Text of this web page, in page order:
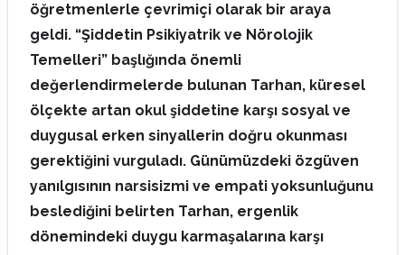
öğretmenlerle çevrimiçi olarak bir araya
geldi. “Şiddetin Psikiyatrik ve Nörolojik
Temelleri” başlığında önemli
değerlendirmelerde bulunan Tarhan, küresel
ölçekte artan okul şiddetine karşı sosyal ve
duygusal erken sinyallerin doğru okunması
gerektiğini vurguladı. Günümüzdeki özgüven
yanılgısının narsisizmi ve empati yoksunluğunu
beslediğini belirten Tarhan, ergenlik
dönemindeki duygu karmaşalarına karşı